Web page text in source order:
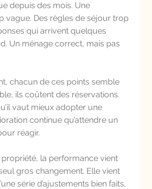
depuis des mois. Une
vague. Des règles de séjour trop
qui arrivent quelques
Un ménage correct, mais pas
chacun de ces points semble
ils coûtent des réservations.
vaut mieux adopter une
continue qu’attendre un
réagir.
la performance vient
gros changement. Elle vient
série d’ajustements bien faits,